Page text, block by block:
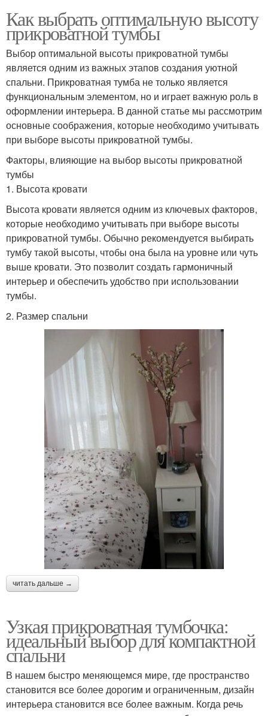
Как выбрать оптимальную высоту
прикроватной тумбы
Выбор оптимальной высоты прикроватной тумбы
является одним из важных этапов создания уютной
спальни. Прикроватная тумба не только является
функциональным элементом, но и играет важную роль в
оформлении интерьера. В данной статье мы рассмотрим
основные соображения, которые необходимо учитывать
при выборе высоты прикроватной тумбы.
Факторы, влияющие на выбор высоты прикроватной
тумбы
1. Высота кровати
Высота кровати является одним из ключевых факторов,
которые необходимо учитывать при выборе высоты
прикроватной тумбы. Обычно рекомендуется выбирать
тумбу такой высоты, чтобы она была на уровне или чуть
выше кровати. Это позволит создать гармоничный
интерьер и обеспечить удобство при использовании
тумбы.
2. Размер спальни
читать дальше →
Узкая прикроватная тумбочка:
идеальный выбор для компактной
спальни
В нашем быстро меняющемся мире, где пространство
становится все более дорогим и ограниченным, дизайн
интерьера становится все более важным. Когда речь